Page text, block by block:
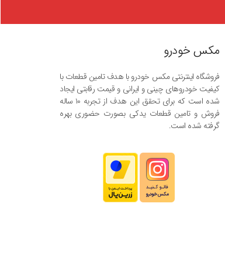
مکس خودرو
فروشگاه اینترنتی مکس خودرو با هدف تامین قطعات با
کیفیت خودروهای چینی و ایرانی و قیمت رقابتی ایجاد
شده است که برای تحقق این هدف از تجربه ۱۰ ساله
فروش و تامین قطعات یدکی بصورت حضوری بهره
گرفته شده است.